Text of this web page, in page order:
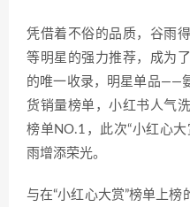
凭借着不俗的品质，谷雨
等明星的强力推荐，成为
的唯一收录，明星单品——
货销量榜单，小红书人气
榜单NO.1，此次“小红心
雨增添荣光。
与在“小红心大赏”榜单上